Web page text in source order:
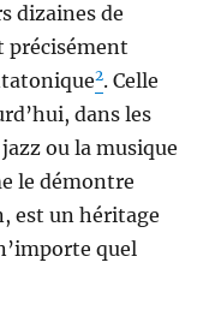
dizaines de
précisément
2. Celle
dans les
ou la musique
le démontre
est un héritage
quel